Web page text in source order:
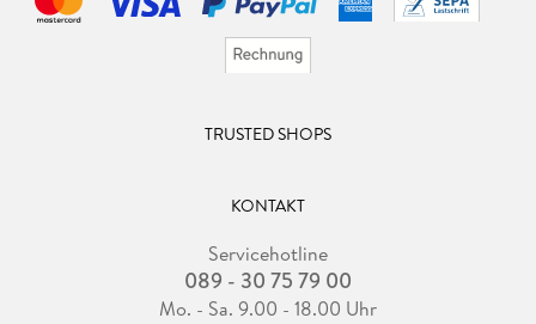
TRUSTED SHOPS
KONTAKT
Servicehotline
089 - 30 75 79 00
Mo. - Sa. 9.00 - 18.00 Uhr